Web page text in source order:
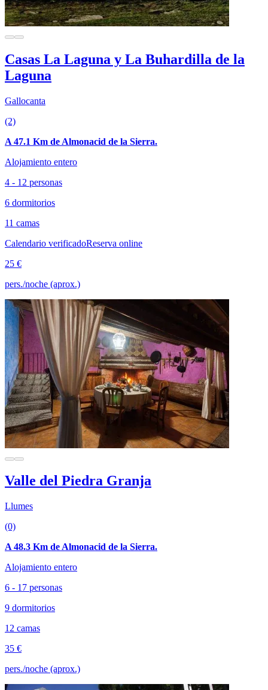
Casas La Laguna y La Buhardilla de la
Laguna
Gallocanta
(2)
A 47.1 Km de Almonacid de la Sierra.
Alojamiento entero
4 - 12 personas
6 dormitorios
11 camas
Calendario verificadoReserva online
25 €
pers./noche (aprox.)
Valle del Piedra Granja
Llumes
(0)
A 48.3 Km de Almonacid de la Sierra.
Alojamiento entero
6 - 17 personas
9 dormitorios
12 camas
35 €
pers./noche (aprox.)